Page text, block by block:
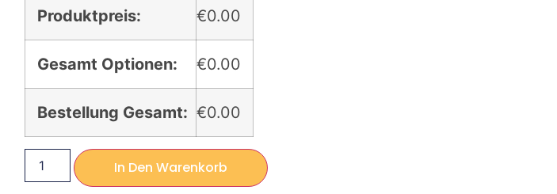
Produktpreis: €0.00
Gesamt Optionen: €0.00
Bestellung Gesamt: €0.00
In Den Warenkorb